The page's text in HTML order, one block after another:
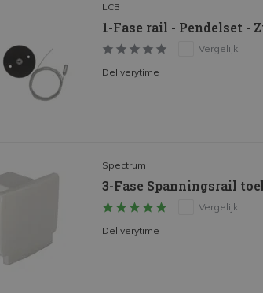
LCB
1-Fase rail - Pendelset -
Vergelijk
Deliverytime
Spectrum
3-Fase Spanningsrail
Vergelijk
Deliverytime